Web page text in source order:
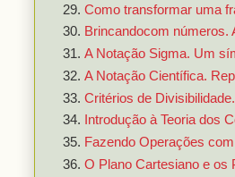
Como transformar uma
Brincandocom números.
A Notação Sigma. Um
A Notação Científica.
Critérios de
Introdução à Teoria dos
Fazendo Operações
O Plano Cartesiano e os